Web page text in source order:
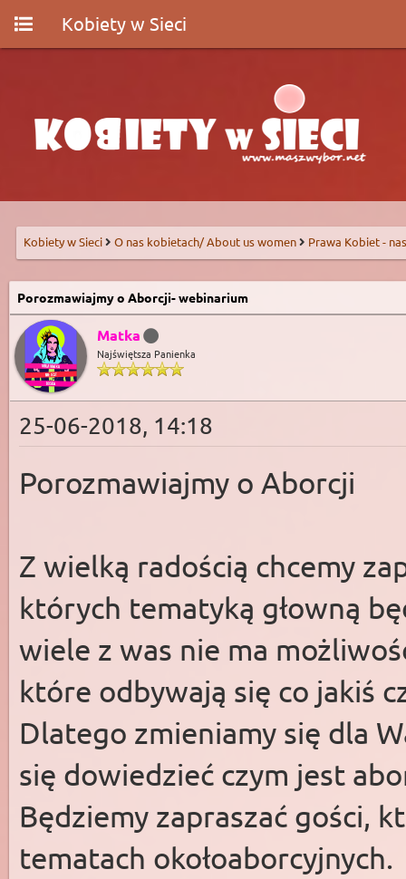
Kobiety w Sieci
Kobiety w Sieci O nas kobietach/ About us women Prawa Kobiet -
Porozmawiajmy o Aborcji- webinarium
Matka
Najświętsza Panienka
25-06-2018, 14:18
Porozmawiajmy o Aborcji
Z wielką radością chcemy
których tematyką głowną
wiele z was nie ma
które odbywają się co jakiś
Dlatego zmieniamy się dla
się dowiedzieć czym jest
Będziemy zapraszać gości,
tematach okołoaborcyjnych.